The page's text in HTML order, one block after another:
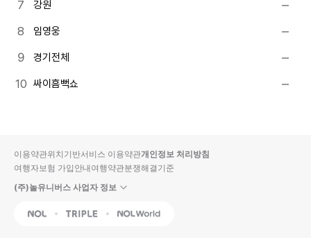
강원
임영웅
경기전체
싸이흠뻑쇼
이용약관위치기반서비스 이용약관개인정보 처리방침
여행자보험 가입안내여행약관분쟁해결기준
(주)놀유니버스 사업자 정보
NOL Triple Interpark Global